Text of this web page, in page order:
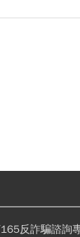
反詐騙諮詢專